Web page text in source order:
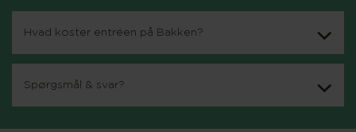
Hvad koster entréen på Bakken?
Spørgsmål & svar?